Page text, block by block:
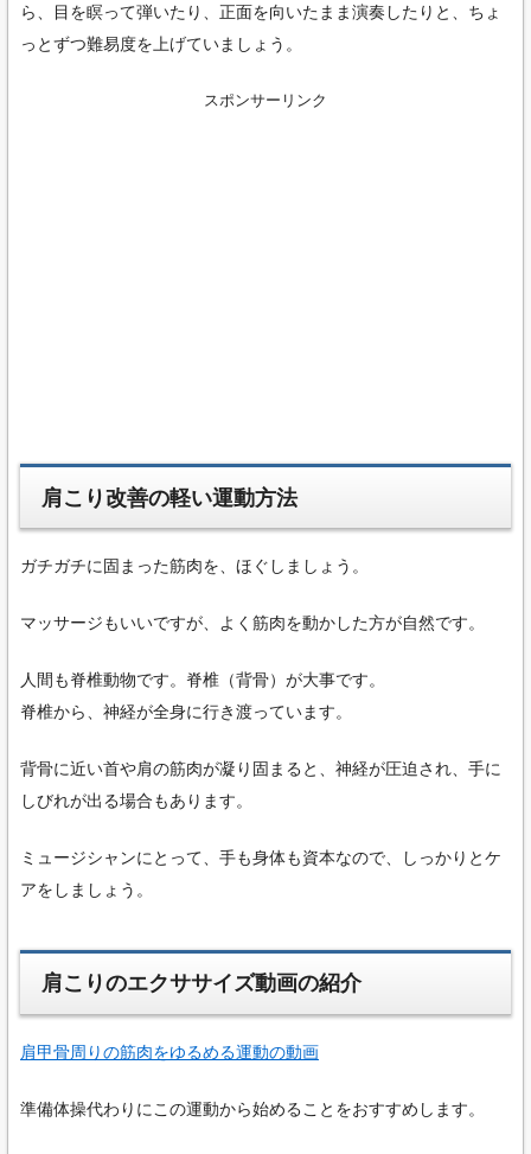
ら、目を瞑って弾いたり、正面を向いたまま演奏したりと、ちょ
っとずつ難易度を上げていましょう。
スポンサーリンク
肩こり改善の軽い運動方法
ガチガチに固まった筋肉を、ほぐしましょう。
マッサージもいいですが、よく筋肉を動かした方が自然です。
人間も脊椎動物です。脊椎（背骨）が大事です。
脊椎から、神経が全身に行き渡っています。
背骨に近い首や肩の筋肉が凝り固まると、神経が圧迫され、手に
しびれが出る場合もあります。
ミュージシャンにとって、手も身体も資本なので、しっかりとケ
アをしましょう。
肩こりのエクササイズ動画の紹介
肩甲骨周りの筋肉をゆるめる運動の動画
準備体操代わりにこの運動から始めることをおすすめします。